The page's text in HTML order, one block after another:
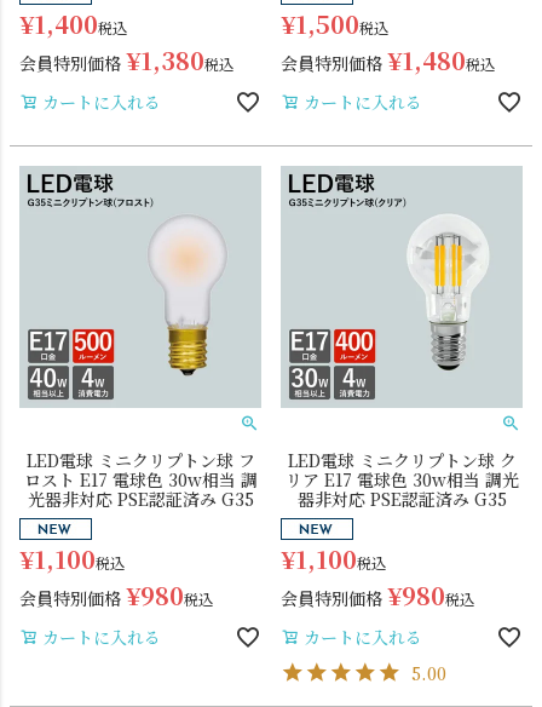
¥1,400税込
会員特別価格 ¥1,380税込
カートに入れる
¥1,500税込
会員特別価格 ¥1,480税込
カートに入れる
LED電球 ミニクリプトン球 フ
ロスト E17 電球色 30w相当 調
光器非対応 PSE認証済み G35
¥1,100税込
会員特別価格 ¥980税込
カートに入れる
LED電球 ミニクリプトン球 ク
リア E17 電球色 30w相当 調光
器非対応 PSE認証済み G35
¥1,100税込
会員特別価格 ¥980税込
カートに入れる
5.00